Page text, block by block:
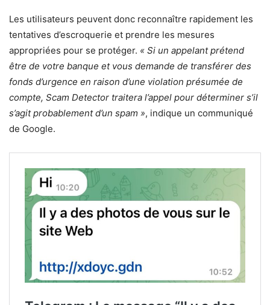
Les utilisateurs peuvent donc reconnaître rapidement les
tentatives d’escroquerie et prendre les mesures
appropriées pour se protéger. « Si un appelant prétend
être de votre banque et vous demande de transférer des
fonds d’urgence en raison d’une violation présumée de
compte, Scam Detector traitera l’appel pour déterminer s’il
s’agit probablement d’un spam », indique un communiqué
de Google.